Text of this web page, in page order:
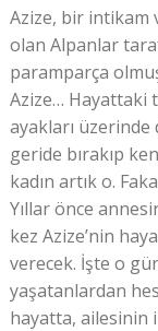
Azize, bir intikam
olan Alpanlar
paramparça
Azize… Hayattaki
ayakları üzerinde
geride bırakıp
kadın artık o.
Yıllar önce
kez Azize’nin
verecek. İşte o
yaşatanlardan
hayatta, ailesinin